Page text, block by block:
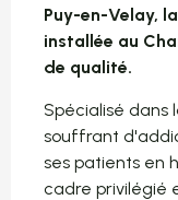
Puy-en-Velay,
installée au
de qualité.
Spécialisé dans
souffrant
ses patients en
cadre privilégié